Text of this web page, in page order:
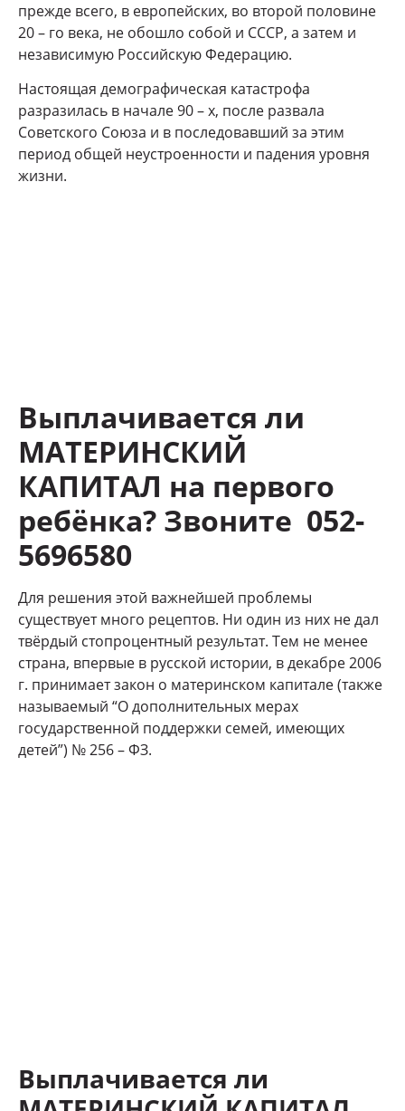
прежде всего, в европейских, во второй половине
20 – го века, не обошло собой и СССР, а затем и
независимую Российскую Федерацию.
Настоящая демографическая катастрофа
разразилась в начале 90 – х, после развала
Советского Союза и в последовавший за этим
период общей неустроенности и падения уровня
жизни.
Выплачивается ли
МАТЕРИНСКИЙ
КАПИТАЛ на первого
ребёнка? Звоните 052-
5696580
Для решения этой важнейшей проблемы
существует много рецептов. Ни один из них не дал
твёрдый стопроцентный результат. Тем не менее
страна, впервые в русской истории, в декабре 2006
г. принимает закон о материнском капитале (также
называемый “О дополнительных мерах
государственной поддержки семей, имеющих
детей”) № 256 – ФЗ.
Выплачивается ли